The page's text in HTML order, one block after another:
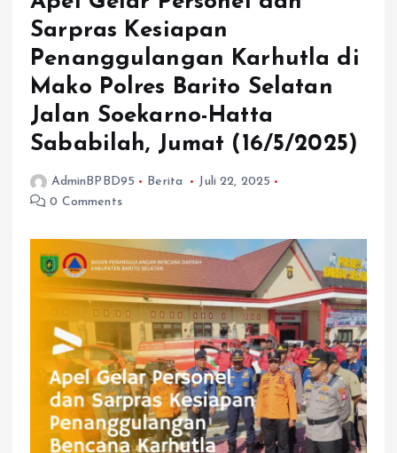
Sarpras Kesiapan
Penanggulangan Karhutla di
Mako Polres Barito Selatan
Jalan Soekarno-Hatta
Sababilah, Jumat (16/5/2025)
AdminBPBD95 Berita
Juli 22, 2025
0 Comments